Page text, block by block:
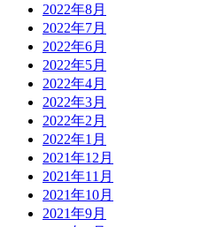
2022年8月
2022年7月
2022年6月
2022年5月
2022年4月
2022年3月
2022年2月
2022年1月
2021年12月
2021年11月
2021年10月
2021年9月